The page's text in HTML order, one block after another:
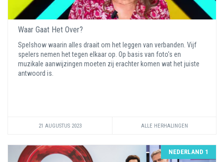
Waar Gaat Het Over?
Spelshow waarin alles draait om het leggen van verbanden. Vijf
spelers nemen het tegen elkaar op. Op basis van foto's en
muzikale aanwijzingen moeten zij erachter komen wat het juiste
antwoord is.
21 AUGUSTUS 2023 ALLE HERHALINGEN
NEDERLAND 1